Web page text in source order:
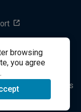
browsing
you agree
LLC Todos